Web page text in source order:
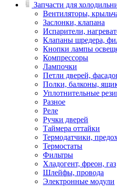
Запчасти для
Вентиляторы,
Заслонки, клапана
Испарители,
Клапаны шредера,
Кнопки лампы
Компрессоры
Лампочки
Петли дверей,
Полки, балконы,
Уплотнительные
Разное
Реле
Ручки дверей
Таймера оттайки
Термодатчики,
Термостаты
Фильтры
Хладогент, фреон, газ
Шлейфы, провода
Электронные модули